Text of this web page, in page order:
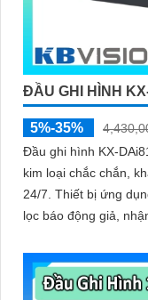
ĐẦU GHI HÌNH
5%-35%
Đầu ghi hình KX-
kim loại chắc chắn,
24/7. Thiết bị ứng dụng công nghệ trí tuệ nhân tạo (AI) giúp
lọc báo động giả,